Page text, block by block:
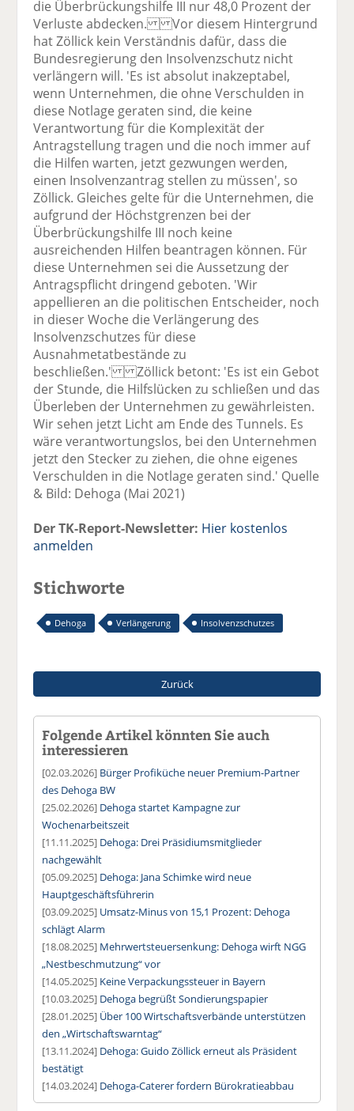
die Überbrückungshilfe III nur 48,0 Prozent der
Verluste abdecken. Vor diesem Hintergrund
hat Zöllick kein Verständnis dafür, dass die
Bundesregierung den Insolvenzschutz nicht
verlängern will. 'Es ist absolut inakzeptabel,
wenn Unternehmen, die ohne Verschulden in
diese Notlage geraten sind, die keine
Verantwortung für die Komplexität der
Antragstellung tragen und die noch immer auf
die Hilfen warten, jetzt gezwungen werden,
einen Insolvenzantrag stellen zu müssen', so
Zöllick. Gleiches gelte für die Unternehmen, die
aufgrund der Höchstgrenzen bei der
Überbrückungshilfe III noch keine
ausreichenden Hilfen beantragen können. Für
diese Unternehmen sei die Aussetzung der
Antragspflicht dringend geboten. 'Wir
appellieren an die politischen Entscheider, noch
in dieser Woche die Verlängerung des
Insolvenzschutzes für diese
Ausnahmetatbestände zu
beschließen.' Zöllick betont: 'Es ist ein Gebot
der Stunde, die Hilfslücken zu schließen und das
Überleben der Unternehmen zu gewährleisten.
Wir sehen jetzt Licht am Ende des Tunnels. Es
wäre verantwortungslos, bei den Unternehmen
jetzt den Stecker zu ziehen, die ohne eigenes
Verschulden in die Notlage geraten sind.' Quelle
& Bild: Dehoga (Mai 2021)
Der TK-Report-Newsletter: Hier kostenlos
anmelden
Stichworte
Dehoga Verlängerung Insolvenzschutzes
Zurück
Folgende Artikel könnten Sie auch
interessieren
[02.03.2026] Bürger Profiküche neuer Premium-Partner
des Dehoga BW
[25.02.2026] Dehoga startet Kampagne zur
Wochenarbeitszeit
[11.11.2025] Dehoga: Drei Präsidiumsmitglieder
nachgewählt
[05.09.2025] Dehoga: Jana Schimke wird neue
Hauptgeschäftsführerin
[03.09.2025] Umsatz-Minus von 15,1 Prozent: Dehoga
schlägt Alarm
[18.08.2025] Mehrwertsteuersenkung: Dehoga wirft NGG
„Nestbeschmutzung“ vor
[14.05.2025] Keine Verpackungssteuer in Bayern
[10.03.2025] Dehoga begrüßt Sondierungspapier
[28.01.2025] Über 100 Wirtschaftsverbände unterstützen
den „Wirtschaftswarntag“
[13.11.2024] Dehoga: Guido Zöllick erneut als Präsident
bestätigt
[14.03.2024] Dehoga-Caterer fordern Bürokratieabbau